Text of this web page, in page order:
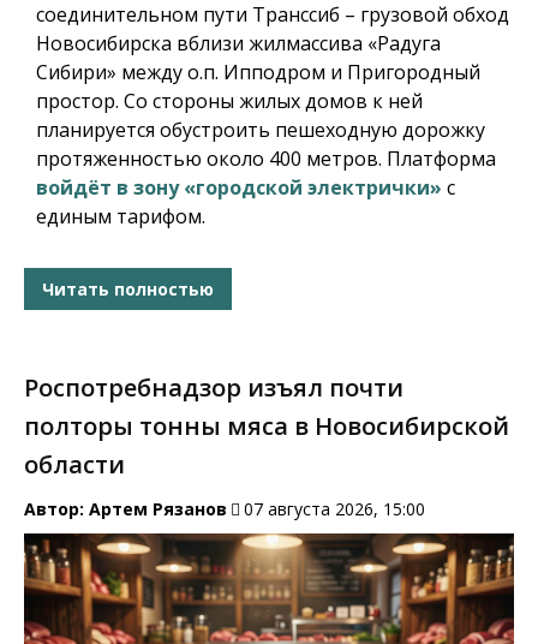
соединительном пути Транссиб – грузовой обход
Новосибирска вблизи жилмассива «Радуга
Сибири» между о.п. Ипподром и Пригородный
простор. Со стороны жилых домов к ней
планируется обустроить пешеходную дорожку
протяженностью около 400 метров. Платформа
войдёт в зону «городской электрички» с
единым тарифом.
Читать полностью
Роспотребнадзор изъял почти
полторы тонны мяса в Новосибирской
области
Автор: Артем Рязанов 07 августа 2026, 15:00